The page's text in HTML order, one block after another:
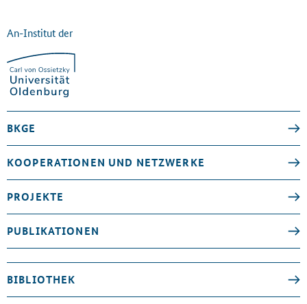
An-Institut der
BKGE
KOOPERATIONEN UND NETZWERKE
PROJEKTE
PUBLIKATIONEN
BIBLIOTHEK